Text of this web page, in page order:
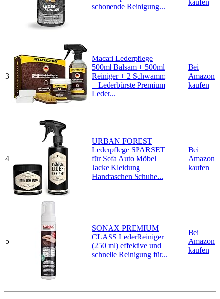
schonende Reinigung...
kaufen
3
Macari Lederpflege
500ml Balsam + 500ml
Reiniger + 2 Schwamm
+ Lederbürste Premium
Leder...
Bei
Amazon
kaufen
4
URBAN FOREST
Lederpflege SPARSET
für Sofa Auto Möbel
Jacke Kleidung
Handtaschen Schuhe...
Bei
Amazon
kaufen
5
SONAX PREMIUM
CLASS LederReiniger
(250 ml) effektive und
schnelle Reinigung für...
Bei
Amazon
kaufen